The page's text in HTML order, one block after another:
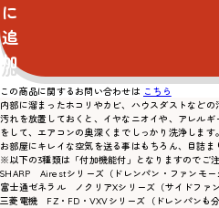
に
追
加
この商品に関するお問い合わせは こちら
内部に溜まったホコリやカビ、ハウスダストなどの
汚れを放置しておくと、イヤなニオイや、アレル
をして、エアコンの奥深くまでしっかり洗浄します。
お部屋にキレイな空気を送る事はもちろん、目詰ま
※以下の3種類は「付加機能付」となりますのでご注
SHARP Airestシリーズ（ドレンパン・ファンモー
富士通ゼネラル ノクリアXシリーズ（サイドファン
三菱電機 FZ・FD・VXVシリーズ（ドレンパンも分